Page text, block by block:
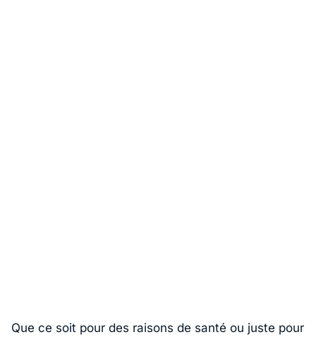
Que ce soit pour des raisons de santé ou juste pour